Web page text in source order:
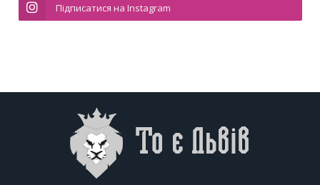
Підписатися на Instagram